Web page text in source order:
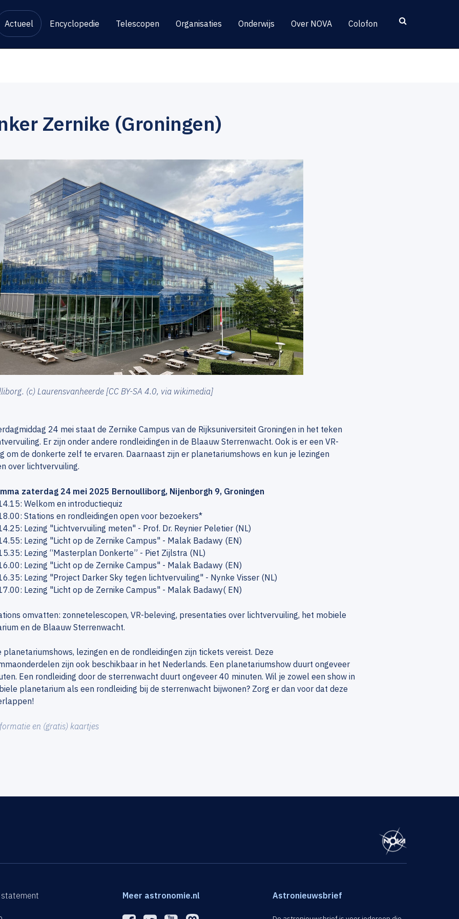
Actueel Encyclopedie Telescopen Organisaties Onderwijs Over NOVA Colofon
Zernike (Groningen)
(c) Laurensvanheerde [CC BY-SA 4.0, via wikimedia]
24 mei staat de Zernike Campus van de Rijksuniversiteit Groningen in het teken
Er zijn onder andere rondleidingen in de Blaauw Sterrenwacht. Ook is er een VR-
om de donkerte zelf te ervaren. Daarnaast zijn er planetariumshows en kun je lezingen
over lichtvervuiling.
zaterdag 24 mei 2025 Bernoulliborg, Nijenborgh 9, Groningen
Welkom en introductiequiz
Stations en rondleidingen open voor bezoekers*
Lezing "Lichtvervuiling meten" - Prof. Dr. Reynier Peletier (NL)
Lezing "Licht op de Zernike Campus" - Malak Badawy (EN)
Lezing “Masterplan Donkerte” - Piet Zijlstra (NL)
Lezing "Licht op de Zernike Campus" - Malak Badawy (EN)
Lezing "Project Darker Sky tegen lichtvervuiling" - Nynke Visser (NL)
Lezing "Licht op de Zernike Campus" - Malak Badawy( EN)
omvatten: zonnetelescopen, VR-beleving, presentaties over lichtvervuiling, het mobiele
en de Blaauw Sterrenwacht.
planetariumshows, lezingen en de rondleidingen zijn tickets vereist. Deze
zijn ook beschikbaar in het Nederlands. Een planetariumshow duurt ongeveer
Een rondleiding door de sterrenwacht duurt ongeveer 40 minuten. Wil je zowel een show in
planetarium als een rondleiding bij de sterrenwacht bijwonen? Zorg er dan voor dat deze
en (gratis) kaartjes
Meer astronomie.nl Astronieuwsbrief